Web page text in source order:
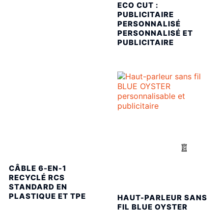
ECO CUT :
PUBLICITAIRE
PERSONNALISÉ
PERSONNALISÉ ET
PUBLICITAIRE
CÂBLE 6-EN-1
RECYCLÉ RCS
STANDARD EN
PLASTIQUE ET TPE
HAUT-PARLEUR SANS
FIL BLUE OYSTER